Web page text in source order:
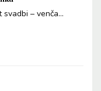
– venča...